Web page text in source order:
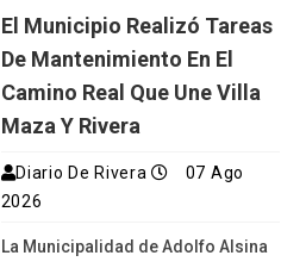
El Municipio Realizó Tareas
De Mantenimiento En El
Camino Real Que Une Villa
Maza Y Rivera
Diario De Rivera
07 Ago
2026
La Municipalidad de Adolfo Alsina